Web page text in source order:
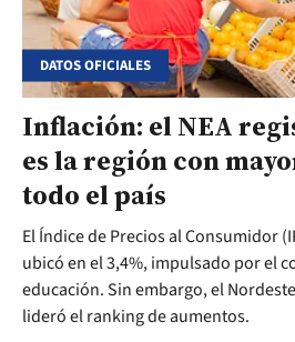
DATOS OFICIALES
Inflación: el NEA
es la región con
todo el país
El Índice de Precios al Consumidor
ubicó en el 3,4%, impulsado por el
educación. Sin embargo, el
lideró el ranking de aumentos.